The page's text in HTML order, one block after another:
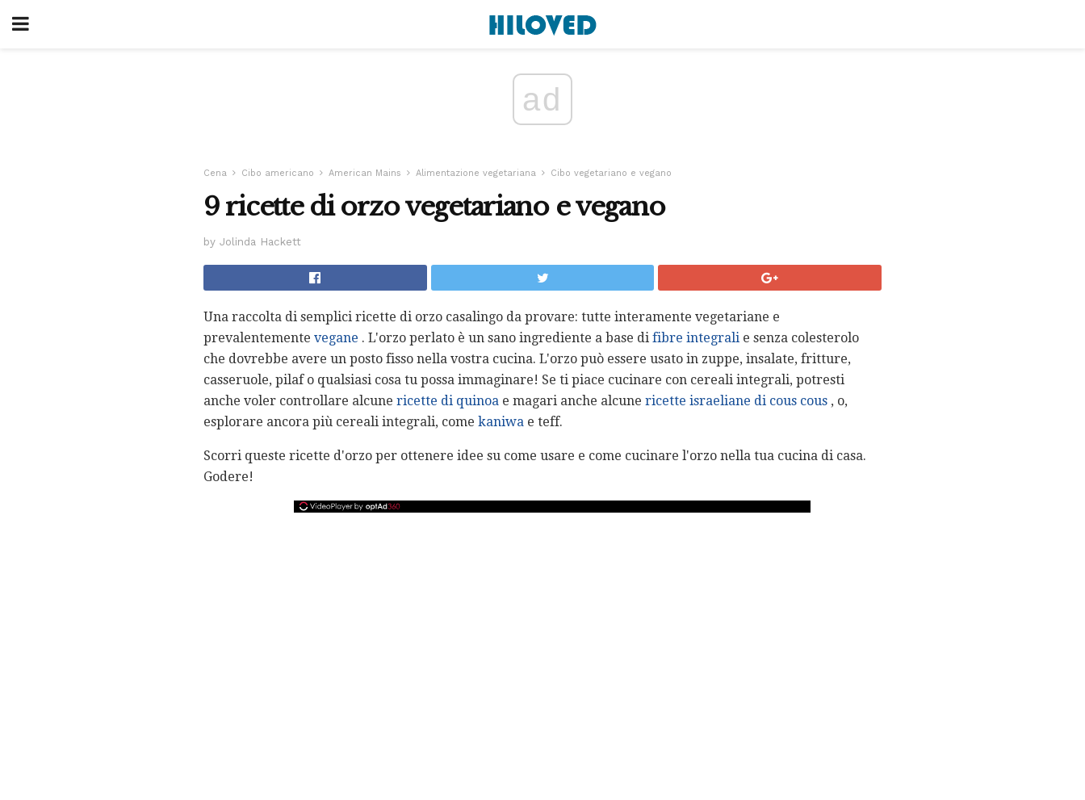
ad
Cena Cibo americano American Mains Alimentazione vegetariana Cibo vegetariano e vegano
9 ricette di orzo vegetariano e vegano
by Jolinda Hackett
Una raccolta di semplici ricette di orzo casalingo da provare: tutte interamente vegetariane e
prevalentemente vegane . L'orzo perlato è un sano ingrediente a base di fibre integrali e senza colesterolo
che dovrebbe avere un posto fisso nella vostra cucina. L'orzo può essere usato in zuppe, insalate, fritture,
casseruole, pilaf o qualsiasi cosa tu possa immaginare! Se ti piace cucinare con cereali integrali, potresti
anche voler controllare alcune ricette di quinoa e magari anche alcune ricette israeliane di cous cous , o,
esplorare ancora più cereali integrali, come kaniwa e teff.
Scorri queste ricette d'orzo per ottenere idee su come usare e come cucinare l'orzo nella tua cucina di casa.
Godere!